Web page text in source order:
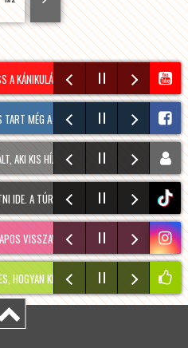
KÉSZÜLVE? NÉPSZERŰ A
A SOPRONI BORÜNNEP, 20 ÓRAKOR A
HÍJÁN MEGÖLT EGY 28 ÉVES FÉRFIT
A PREINER GSCHEID PARKOLÓBÓL INDUL
tiktok
RÉGMÚLT KIRAKATA, AMÉLIE MÓDRA
IDE, ÉS MIKOR SZABADUL FEL?